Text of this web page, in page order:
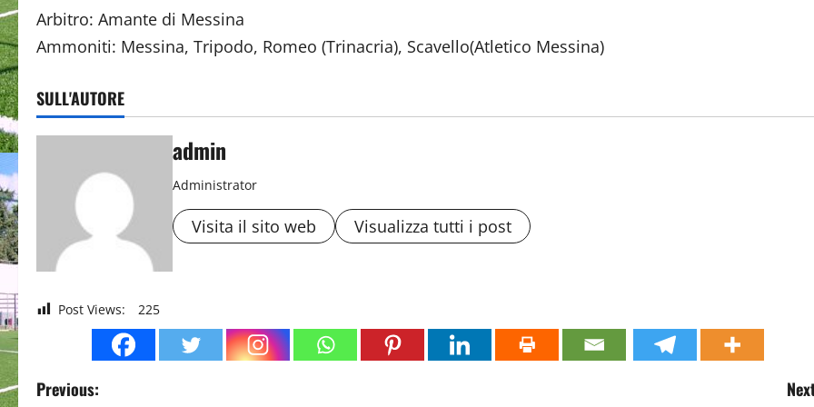
Arbitro: Amante di Messina
Ammoniti: Messina, Tripodo, Romeo (Trinacria), Scavello(Atletico Messina)
SULL'AUTORE
admin
Administrator
Visita il sito web Visualizza tutti i post
Post Views: 225
P
Previous: